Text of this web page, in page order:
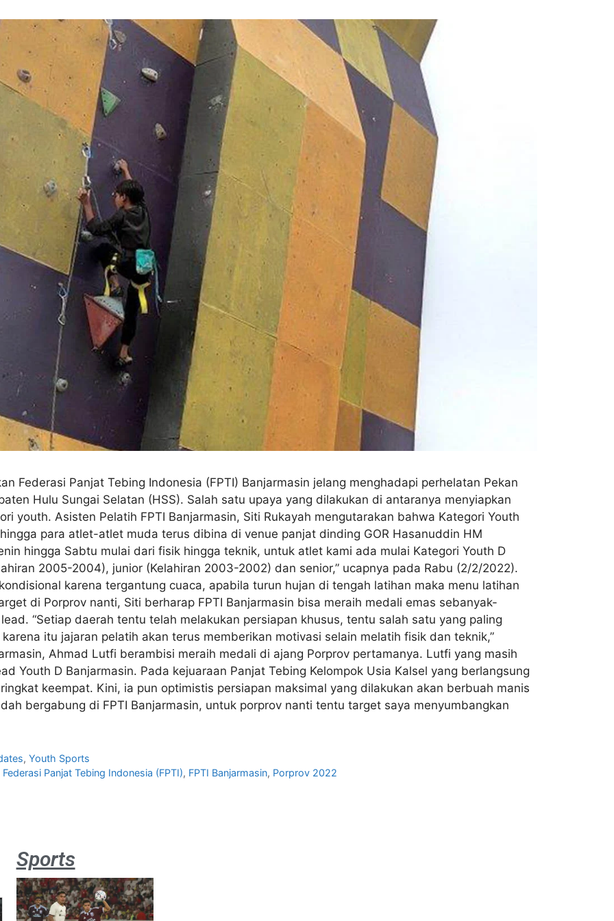
Federasi Panjat Tebing Indonesia (FPTI) Banjarmasin jelang menghadapi perhelatan Pekan
Hulu Sungai Selatan (HSS). Salah satu upaya yang dilakukan di antaranya menyiapkan
youth. Asisten Pelatih FPTI Banjarmasin, Siti Rukayah mengutarakan bahwa Kategori Youth
para atlet-atlet muda terus dibina di venue panjat dinding GOR Hasanuddin HM
hingga Sabtu mulai dari fisik hingga teknik, untuk atlet kami ada mulai Kategori Youth D
2005-2004), junior (Kelahiran 2003-2002) dan senior,” ucapnya pada Rabu (2/2/2022).
karena tergantung cuaca, apabila turun hujan di tengah latihan maka menu latihan
di Porprov nanti, Siti berharap FPTI Banjarmasin bisa meraih medali emas sebanyak-
“Setiap daerah tentu telah melakukan persiapan khusus, tentu salah satu yang paling
itu jajaran pelatih akan terus memberikan motivasi selain melatih fisik dan teknik,”
Ahmad Lutfi berambisi meraih medali di ajang Porprov pertamanya. Lutfi yang masih
Youth D Banjarmasin. Pada kejuaraan Panjat Tebing Kelompok Usia Kalsel yang berlangsung
keempat. Kini, ia pun optimistis persiapan maksimal yang dilakukan akan berbuah manis
bergabung di FPTI Banjarmasin, untuk porprov nanti tentu target saya menyumbangkan
,Youth Sports
Federasi Panjat Tebing Indonesia (FPTI), FPTI Banjarmasin, Porprov 2022
Sports